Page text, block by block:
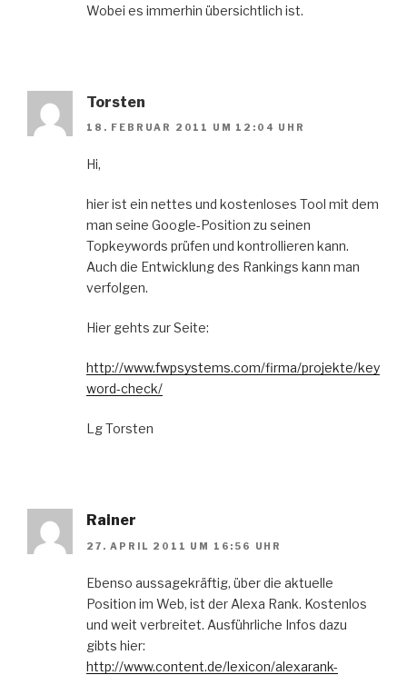
Wobei es immerhin übersichtlich ist.
Torsten
18. FEBRUAR 2011 UM 12:04 UHR
Hi,
hier ist ein nettes und kostenloses Tool mit dem
man seine Google-Position zu seinen
Topkeywords prüfen und kontrollieren kann.
Auch die Entwicklung des Rankings kann man
verfolgen.
Hier gehts zur Seite:
http://www.fwpsystems.com/firma/projekte/key
word-check/
Lg Torsten
Rainer
27. APRIL 2011 UM 16:56 UHR
Ebenso aussagekräftig, über die aktuelle
Position im Web, ist der Alexa Rank. Kostenlos
und weit verbreitet. Ausführliche Infos dazu
gibts hier:
http://www.content.de/lexicon/alexarank-